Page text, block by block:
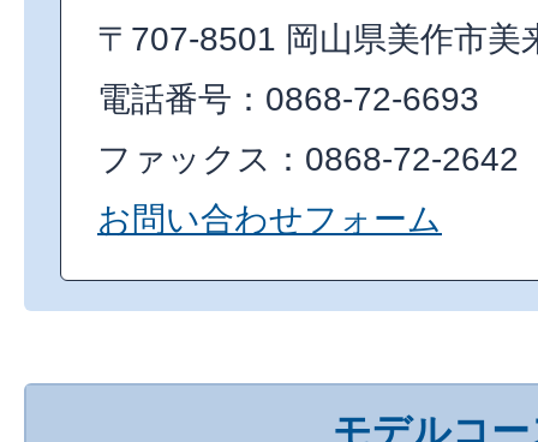
〒707-8501 岡山県美作市美
電話番号：0868-72-6693
ファックス：0868-72-2642
お問い合わせフォーム
モデルコ